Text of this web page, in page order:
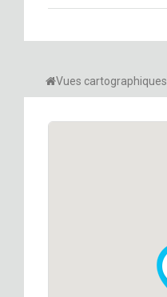
Vues cartographiques